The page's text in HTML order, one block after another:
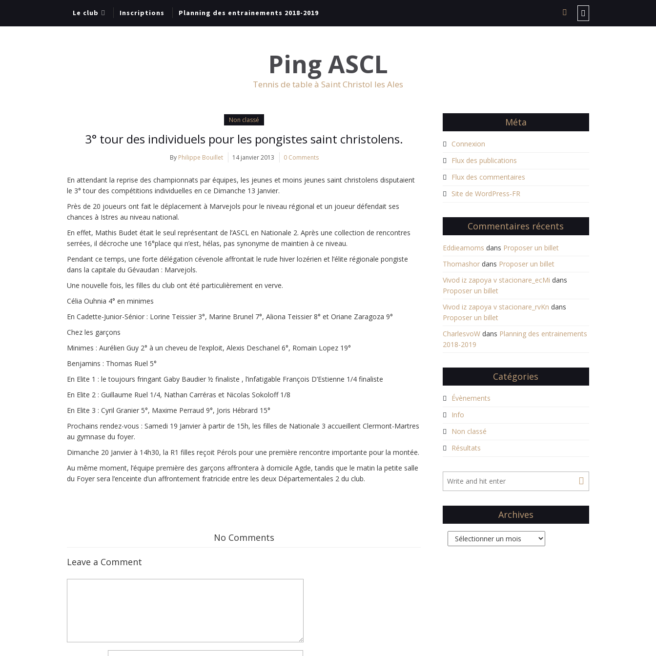
Le club Inscriptions Planning des entrainements 2018-2019
Ping ASCL
Tennis de table à Saint Christol les Ales
Non classé
3° tour des individuels pour les pongistes saint christolens.
By Philippe Bouillet 14 janvier 2013 0 Comments
En attendant la reprise des championnats par équipes, les jeunes et moins jeunes saint christolens disputaient
le 3° tour des compétitions individuelles en ce Dimanche 13 Janvier.
Près de 20 joueurs ont fait le déplacement à Marvejols pour le niveau régional et un joueur défendait ses
chances à Istres au niveau national.
En effet, Mathis Budet était le seul représentant de l’ASCL en Nationale 2. Après une collection de rencontres
serrées, il décroche une 16°place qui n’est, hélas, pas synonyme de maintien à ce niveau.
Pendant ce temps, une forte délégation cévenole affrontait le rude hiver lozérien et l’élite régionale pongiste
dans la capitale du Gévaudan : Marvejols.
Une nouvelle fois, les filles du club ont été particulièrement en verve.
Célia Ouhnia 4° en minimes
En Cadette-Junior-Sénior : Lorine Teissier 3°, Marine Brunel 7°, Aliona Teissier 8° et Oriane Zaragoza 9°
Chez les garçons
Minimes : Aurélien Guy 2° à un cheveu de l’exploit, Alexis Deschanel 6°, Romain Lopez 19°
Benjamins : Thomas Ruel 5°
En Elite 1 : le toujours fringant Gaby Baudier ½ finaliste , l’infatigable François D’Estienne 1/4 finaliste
En Elite 2 : Guillaume Ruel 1/4, Nathan Carréras et Nicolas Sokoloff 1/8
En Elite 3 : Cyril Granier 5°, Maxime Perraud 9°, Joris Hébrard 15°
Prochains rendez-vous : Samedi 19 Janvier à partir de 15h, les filles de Nationale 3 accueillent Clermont-Martres
au gymnase du foyer.
Dimanche 20 Janvier à 14h30, la R1 filles reçoit Pérols pour une première rencontre importante pour la montée.
Au même moment, l’équipe première des garçons affrontera à domicile Agde, tandis que le matin la petite salle
du Foyer sera l’enceinte d’un affrontement fratricide entre les deux Départementales 2 du club.
No Comments
Leave a Comment
Méta
Connexion
Flux des publications
Flux des commentaires
Site de WordPress-FR
Commentaires récents
Eddieamoms dans Proposer un billet
Thomashordans Proposer un billet
Vivod iz zapoya v stacionare_ecMi dans
Proposer un billet
Vivod iz zapoya v stacionare_rvKn dans
Proposer un billet
CharlesvoWdans Planning des entrainements
2018-2019
Catégories
Évènements
Info
Non classé
Résultats
Archives
Archives